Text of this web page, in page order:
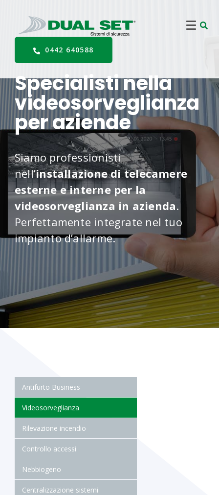
0442 640588
Specialisti nella
videosorveglianza
per aziende
Siamo professionisti
nell’installazione di telecamere
esterne e interne per la
videosorveglianza in azienda.
Perfettamente integrate nel tuo
impianto d’allarme.
Antifurto Business
Videosorveglianza
Rilevazione incendio
Controllo accessi
Nebbiogeno
Centralizzazione sistemi